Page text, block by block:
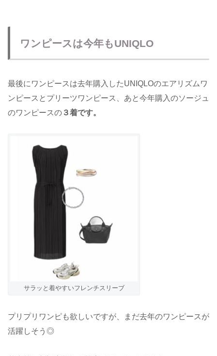
ワンピースは今年もUNIQLO
最後にワンピースは去年購入したUNIQLOのエアリズムワ
ンピースとプリーツワンピース、あと今年購入のソージュ
のワンピースの ３着です。
サラッと着やすいフレンチスリーブ
プリプリワンピも欲しいですが、まだ去年のワンピースが
活躍しそう◎